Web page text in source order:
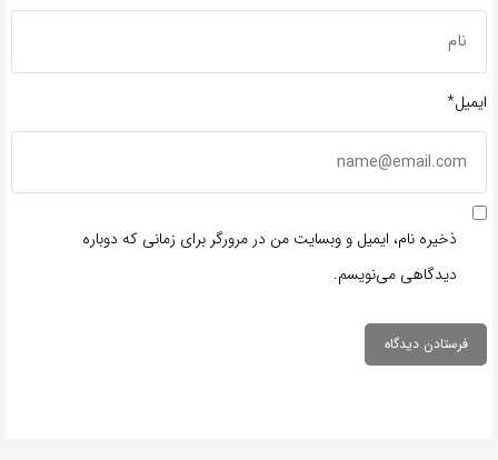
ایمیل*
ذخیره نام، ایمیل و وبسایت من در مرورگر برای زمانی که دوباره
دیدگاهی می‌نویسم.